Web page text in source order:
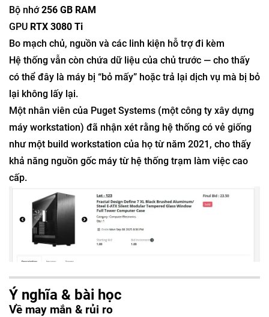
Bộ nhớ256 GB RAM
GPU RTX 3080 Ti
Bo mạch chủ, nguồn và các linh kiện hỗ trợ đi kèm
Hệ thống vẫn còn chứa dữ liệu của chủ trước — cho thấy
có thể đây là máy bị “bỏ mấy” hoặc trả lại dịch vụ mà bị bỏ
lại không lấy lại.
Một nhân viên của Puget Systems (một công ty xây dựng
máy workstation) đã nhận xét rằng hệ thống có vẻ giống
như một build workstation của họ từ năm 2021, cho thấy
khả năng nguồn gốc máy từ hệ thống trạm làm việc cao
cấp.
Ý nghĩa & bài học
Về may mắn & rủi ro